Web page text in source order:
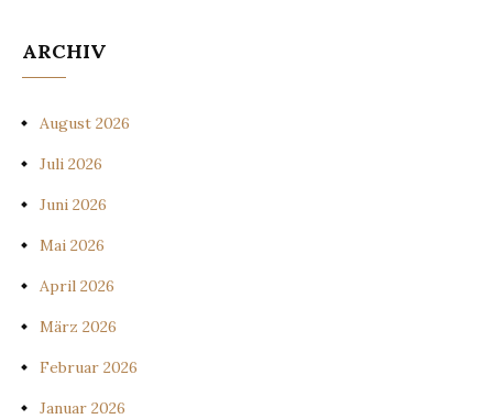
ARCHIV
August 2026
Juli 2026
Juni 2026
Mai 2026
April 2026
März 2026
Februar 2026
Januar 2026